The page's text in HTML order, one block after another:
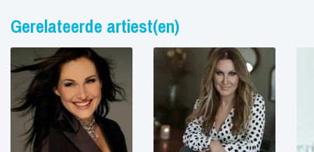
Gerelateerde artiest(en)